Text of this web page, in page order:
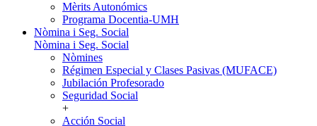
Mèrits Autonómics
Programa Docentia-UMH
Nòmina i Seg. Social
Nòmina i Seg. Social
Nòmines
Régimen Especial y Clases Pasivas (MUFACE)
Jubilación Profesorado
Seguridad Social
+
Acción Social